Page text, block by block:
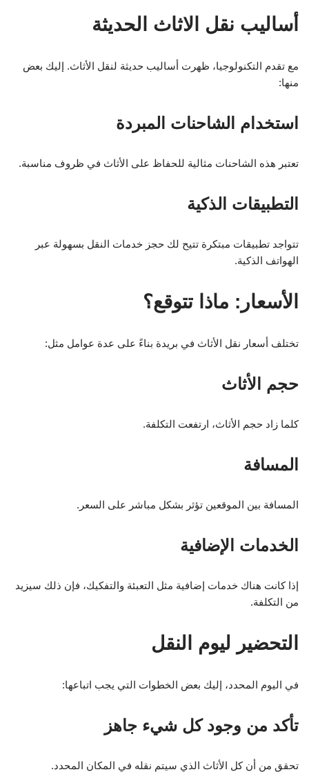
أساليب نقل الاثاث الحديثة
مع تقدم التكنولوجيا، ظهرت أساليب حديثة لنقل الأثاث. إليك بعض
منها:
استخدام الشاحنات المبردة
تعتبر هذه الشاحنات مثالية للحفاظ على الأثاث في ظروف مناسبة.
التطبيقات الذكية
تتواجد تطبيقات مبتكرة تتيح لك حجز خدمات النقل بسهولة عبر
الهواتف الذكية.
الأسعار: ماذا تتوقع؟
تختلف أسعار نقل الأثاث في بريدة بناءً على عدة عوامل مثل:
حجم الأثاث
كلما زاد حجم الأثاث، ارتفعت التكلفة.
المسافة
المسافة بين الموقعين تؤثر بشكل مباشر على السعر.
الخدمات الإضافية
إذا كانت هناك خدمات إضافية مثل التعبئة والتفكيك، فإن ذلك سيزيد
من التكلفة.
التحضير ليوم النقل
في اليوم المحدد، إليك بعض الخطوات التي يجب اتباعها:
تأكد من وجود كل شيء جاهز
تحقق من أن كل الأثاث الذي سيتم نقله في المكان المحدد.